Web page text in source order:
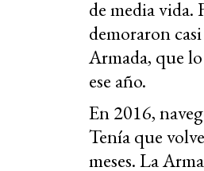
de media vida.
demoraron
Armada, que
ese año.
En 2016,
Tenía que
meses. La